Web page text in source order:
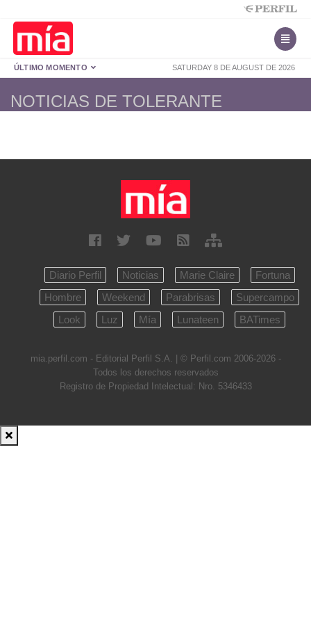
SATURDAY 8 DE AUGUST DE 2026
ÚLTIMO MOMENTO
NOTICIAS DE TOLERANTE
Diario Perfil Noticias Marie Claire
Fortuna
Hombre
Weekend Parabrisas
Supercampo
Look
Luz Mía Lunateen BATimes
mia.perfil.com - Editorial Perfil S.A. | © Perfil.com 2006-2026 -
Todos los derechos reservados
Registro de Propiedad Intelectual: Nro. 5346433